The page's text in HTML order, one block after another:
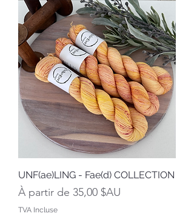
UNF(ae)LING - Fae(d) COLLECTION
À partir de 35,00 $AU
Prix promotionnel
TVA Incluse